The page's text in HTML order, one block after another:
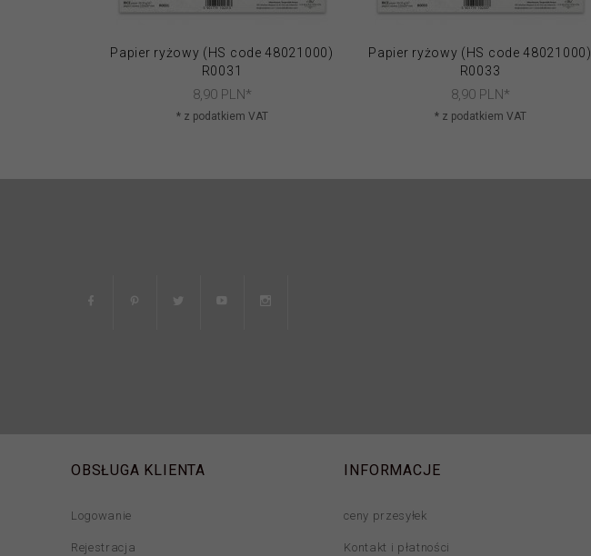
Papier ryżowy (HS code 48021000)
R0031
8,90 PLN*
* z podatkiem VAT
Papier ryżowy (HS code 48021000)
R0033
8,90 PLN*
* z podatkiem VAT
OBSŁUGA KLIENTA
Logowanie
Rejestracja
INFORMACJE
ceny przesyłek
Kontakt i płatności